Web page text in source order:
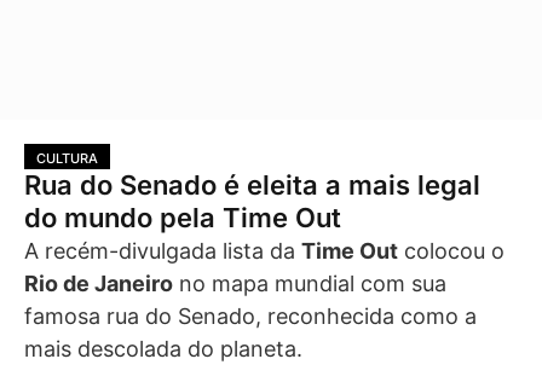
CULTURA
Rua do Senado é eleita a mais legal
do mundo pela Time Out
A recém-divulgada lista da Time Out colocou o
Rio de Janeiro no mapa mundial com sua
famosa rua do Senado, reconhecida como a
mais descolada do planeta.